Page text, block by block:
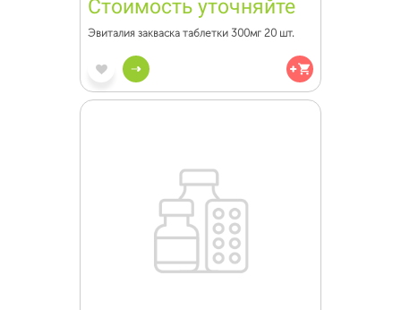
Стоимость уточняйте
Эвиталия закваска таблетки 300мг 20 шт.